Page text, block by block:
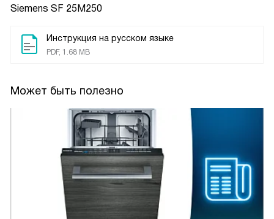
Siemens SF 25M250
Инструкция на русском языке
PDF, 1.68 MB
Может быть полезно